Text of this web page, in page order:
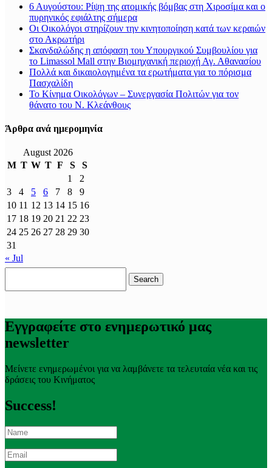
6 Αυγούστου: Ρίψη της ατομικής βόμβας στη Χιροσίμα και ο
πυρηνικός εφιάλτης σήμερα
Οι Οικολόγοι στηρίζουν την κινητοποίηση κατά των κεραιών
στο Ακρωτήρι
Σκανδαλώδης η απόφαση του Υπουργικού Συμβουλίου για
το Limassol Mall στην Βιομηχανική περιοχή Αγ. Αθανασίου
Πολλά και δικαιολογημένα τα ερωτήματα για το πόρισμα
Πασχαλίδη
Το Κίνημα Οικολόγων – Συνεργασία Πολιτών για τον
θάνατο του Ν. Κλεάνθους
Άρθρα ανά ημερομηνία
August 2026
M T W T F S
S
1
2
3
4 5 6 7 8
9
10 11 12 13 14 15 16
17 18 19 20 21 22 23
24 25 26 27 28 29 30
31
« Jul
Εγγραφείτε στο ενημερωτικό μας
newsletter
Μείνετε ενημερωμένοι για να λαμβάνετε τα τελευταία νέα και τις
δράσεις του Κινήματος
Success!